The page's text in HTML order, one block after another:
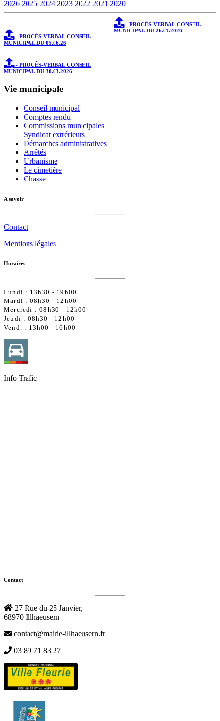
2026 2025 2024 2023 2022 2021 2020
- PROCÈS-VERBAL CONSEIL
MUNICIPAL DU 05.06.26
- PROCÈS-VERBAL CONSEIL
MUNICIPAL DU 30.03.2026
- PROCÈS-VERBAL CONSEIL
MUNICIPAL DU 26.01.2026
Vie municipale
Conseil municipal
Comptes rendu
Commissions municipales
Syndicat extrérieurs
Démarches administratives
Arrêtés
Urbanisme
Le cimetière
Chasse
A savoir
Contact
Mentions légales
Horaires
Lundi : 13h30 - 19h00
Mardi : 08h30 - 12h00
Mercredi :08h30 - 12h00
Jeudi : 08h30 - 12h00
Vend. : 13h00 - 16h00
Info Trafic
Contact
27 Rue du 25 Janvier,
68970 Illhaeusern
contact@mairie-illhaeusern.fr
03 89 71 83 27